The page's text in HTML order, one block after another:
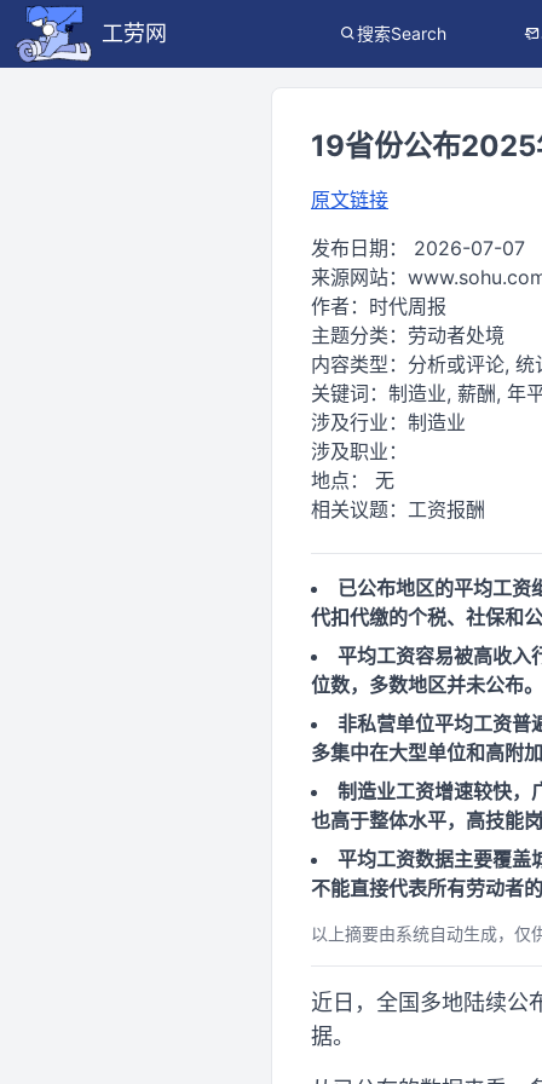
工劳网 搜索Search
19省份公布2025
原文链接
发布日期： 2026-07-07
来源网站：
作者： 时代周报
主题分类： 劳动者处境
内容类型： 分析或评论,
关键词： 制造业, 薪酬, 年
涉及行业： 制造业
涉及职业：
地点： 无
相关议题： 工资报酬
已公布地区的平均工资
代扣代缴的个税、社保和
平均工资容易被高收入
位数，多数地区并未公布。
非私营单位平均工资普
多集中在大型单位和高附
制造业工资增速较快，
也高于整体水平，高技能
平均工资数据主要覆盖
不能直接代表所有劳动者
以上摘要由系统自动生成，仅
近日，全国多地陆续公
据。